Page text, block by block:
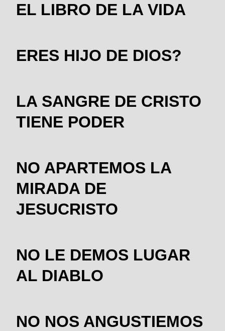
EL LIBRO DE LA VIDA
ERES HIJO DE DIOS?
LA SANGRE DE CRISTO
TIENE PODER
NO APARTEMOS LA
MIRADA DE
JESUCRISTO
NO LE DEMOS LUGAR
AL DIABLO
NO NOS ANGUSTIEMOS